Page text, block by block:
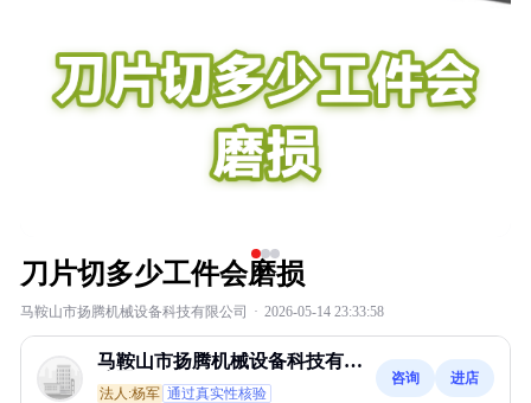
刀片切多少工件会磨损
马鞍山市扬腾机械设备科技有限公司 · 2026-05-14 23:33:58
马鞍山市扬腾机械设备科技有限
公司
法人:杨军 通过真实性核验
咨询 进店